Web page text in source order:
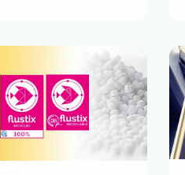
sind veröffentlicht.
EmPCo-
lesen Sie hier: Die
2024/825
for a Green …